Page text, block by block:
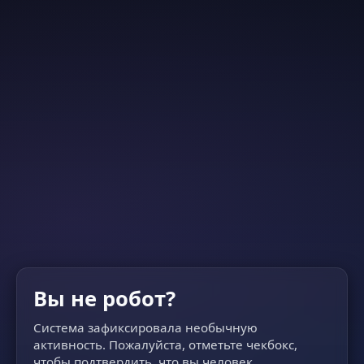
Вы не робот?
Система зафиксировала необычную
активность. Пожалуйста, отметьте чекбокс,